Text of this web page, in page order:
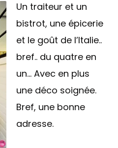
Un traiteur et un
bistrot, une épicerie
et le goût de l’Italie..
bref.. du quatre en
un… Avec en plus
une déco soignée.
Bref, une bonne
adresse.